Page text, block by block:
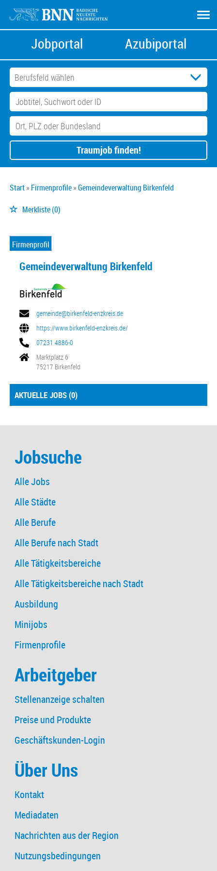
Jobportal Azubiportal
Traumjob finden!
Start Firmenprofile Gemeindeverwaltung Birkenfeld
Merkliste(0)
Firmenprofil
Gemeindeverwaltung Birkenfeld
gemeinde@birkenfeld-enzkreis.de
https://www.birkenfeld-enzkreis.de/
07231 4886-0
Marktplatz 6
75217 Birkenfeld
AKTUELLE JOBS (0)
Jobsuche
Alle Jobs
Alle Städte
Alle Berufe
Alle Berufe nach Stadt
Alle Tätigkeitsbereiche
Alle Tätigkeitsbereiche nach Stadt
Ausbildung
Minijobs
Firmenprofile
Arbeitgeber
Stellenanzeige schalten
Preise und Produkte
Geschäftskunden-Login
Über Uns
Kontakt
Mediadaten
Nachrichten aus der Region
Nutzungsbedingungen